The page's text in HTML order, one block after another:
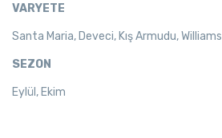
VARYETE
Santa Maria, Deveci, Kış Armudu, Williams
SEZON
Eylül, Ekim